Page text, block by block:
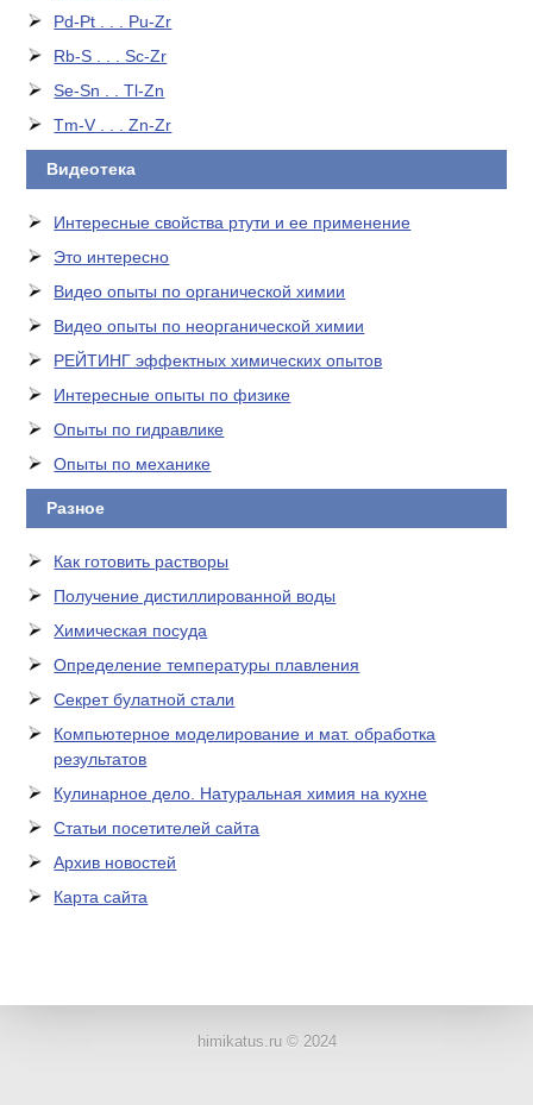
Pd-Pt . . . Pu-Zr
Rb-S . . . Sc-Zr
Se-Sn . . Tl-Zn
Tm-V . . . Zn-Zr
Видеотека
Интересные свойства ртути и ее применение
Это интересно
Видео опыты по органической химии
Видео опыты по неорганической химии
РЕЙТИНГ эффектных химических опытов
Интересные опыты по физике
Опыты по гидравлике
Опыты по механике
Разное
Как готовить растворы
Получение дистиллированной воды
Химическая посуда
Определение температуры плавления
Секрет булатной стали
Компьютерное моделирование и мат. обработка
результатов
Кулинарное дело. Натуральная химия на кухне
Статьи посетителей сайта
Архив новостей
Карта сайта
himikatus.ru © 2024